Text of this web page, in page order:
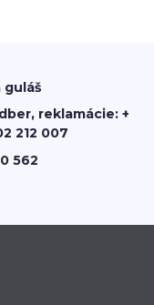
guláš
reklamácie: +
212 007
562